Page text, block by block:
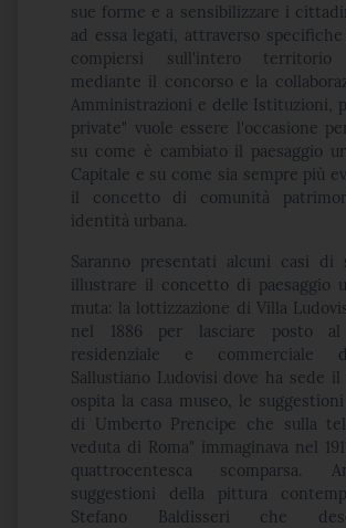
sue forme e a sensibilizzare i
ad essa legati, attraverso
compiersi sull'intero territorio
mediante il concorso e la
Amministrazioni e delle Istituzioni,
private" vuole essere l'occasione
su come è cambiato il paesaggio
Capitale e su come sia sempre più
il concetto di comunità
identità urbana.
Saranno presentati alcuni casi di
illustrare il concetto di paesaggio
muta: la lottizzazione di Villa
nel 1886 per lasciare posto al
residenziale e commerciale
Sallustiano Ludovisi dove ha sede
ospita la casa museo, le
di Umberto Prencipe che sulla
veduta di Roma" immaginava nel
quattrocentesca scomparsa.
suggestioni della pittura
Stefano Baldisseri che